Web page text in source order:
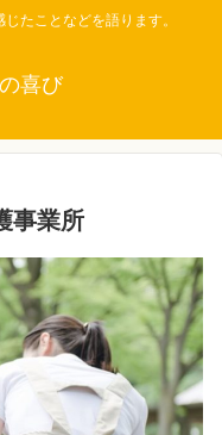
たことなどを語ります。
喜び
事業所